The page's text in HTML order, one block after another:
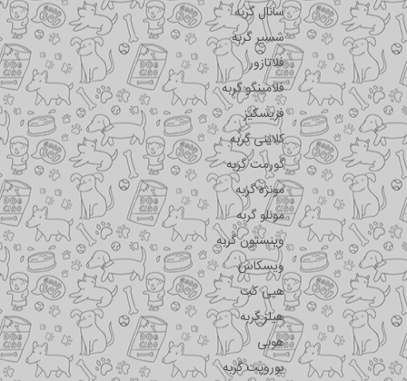
سانال گربه
شسیر گربه
فلاتازور
فلامینگو گربه
فریسکیز
کلاینی گربه
گورمت گربه
مونژه گربه
مونلو گربه
وینستون گربه
ویسکاس
هپی کت
هیلز گربه
هوبی
یوروپت گربه